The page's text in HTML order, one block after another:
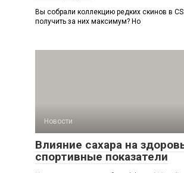
Вы собрали коллекцию редких скинов в
получить за них максимум? Но
Новости
Влияние сахара на
спортивные показатели